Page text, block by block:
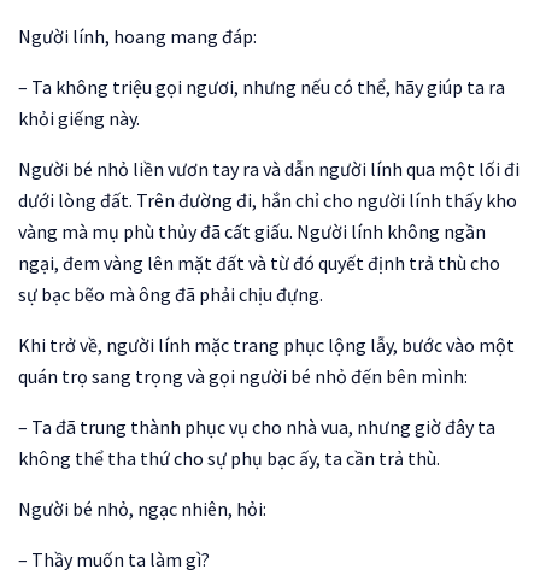
Người lính, hoang mang đáp:
– Ta không triệu gọi ngươi, nhưng nếu có thể, hãy giúp ta ra
khỏi giếng này.
Người bé nhỏ liền vươn tay ra và dẫn người lính qua một lối đi
dưới lòng đất. Trên đường đi, hắn chỉ cho người lính thấy kho
vàng mà mụ phù thủy đã cất giấu. Người lính không ngần
ngại, đem vàng lên mặt đất và từ đó quyết định trả thù cho
sự bạc bẽo mà ông đã phải chịu đựng.
Khi trở về, người lính mặc trang phục lộng lẫy, bước vào một
quán trọ sang trọng và gọi người bé nhỏ đến bên mình:
– Ta đã trung thành phục vụ cho nhà vua, nhưng giờ đây ta
không thể tha thứ cho sự phụ bạc ấy, ta cần trả thù.
Người bé nhỏ, ngạc nhiên, hỏi:
– Thầy muốn ta làm gì?